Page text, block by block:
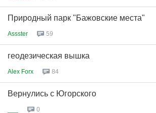
Природный парк "Бажовские места"
Assster 59
геодезическая вышка
Alex Forx 84
Вернулись с Югорского
0